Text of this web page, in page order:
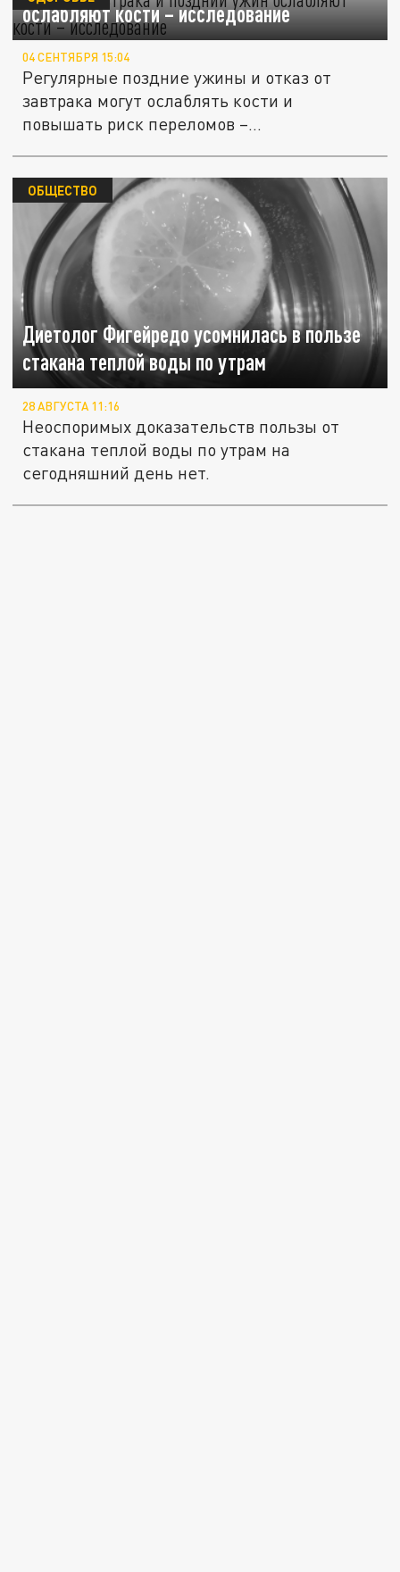
ослабляют кости – исследование
04 СЕНТЯБРЯ 15:04
Регулярные поздние ужины и отказ от
завтрака могут ослаблять кости и
повышать риск переломов –
Диетолог Фигейредо усомнилась в пользе
стакана теплой воды по утрам
ОБЩЕСТВО
28 АВГУСТА 11:16
Неоспоримых доказательств пользы от
стакана теплой воды по утрам на
сегодняшний день нет.